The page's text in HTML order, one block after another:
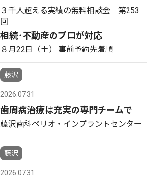
３千人超える実績の無料相談会 第253
回
相続･不動産のプロが対応
８月22日（土） 事前予約先着順
藤沢
2026.07.31
歯周病治療は充実の専門チームで
藤沢歯科ペリオ・インプラントセンター
藤沢
2026.07.31